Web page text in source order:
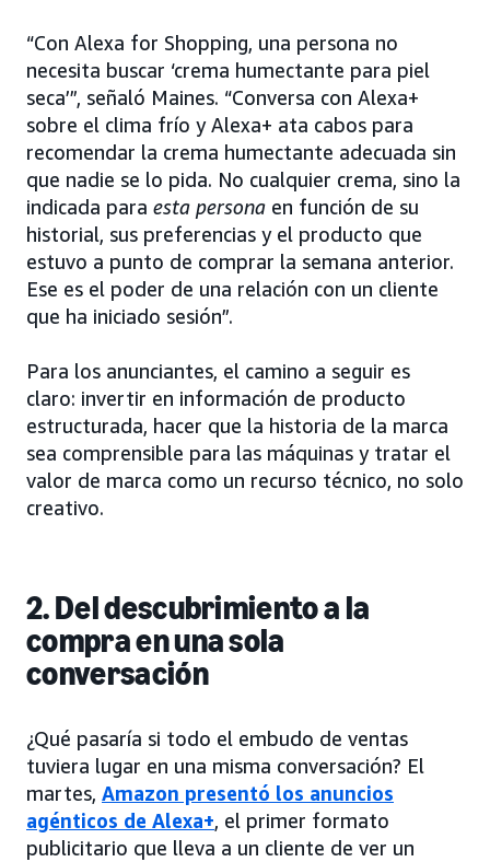
“Con Alexa for Shopping, una persona no
necesita buscar ‘crema humectante para piel
seca’”, señaló Maines. “Conversa con Alexa+
sobre el clima frío y Alexa+ ata cabos para
recomendar la crema humectante adecuada sin
que nadie se lo pida. No cualquier crema, sino la
indicada para esta persona en función de su
historial, sus preferencias y el producto que
estuvo a punto de comprar la semana anterior.
Ese es el poder de una relación con un cliente
que ha iniciado sesión”.
Para los anunciantes, el camino a seguir es
claro: invertir en información de producto
estructurada, hacer que la historia de la marca
sea comprensible para las máquinas y tratar el
valor de marca como un recurso técnico, no solo
creativo.
2. Del descubrimiento a la
compra en una sola
conversación
¿Qué pasaría si todo el embudo de ventas
tuviera lugar en una misma conversación? El
martes, Amazon presentó los anuncios
agénticos de Alexa+, el primer formato
publicitario que lleva a un cliente de ver un